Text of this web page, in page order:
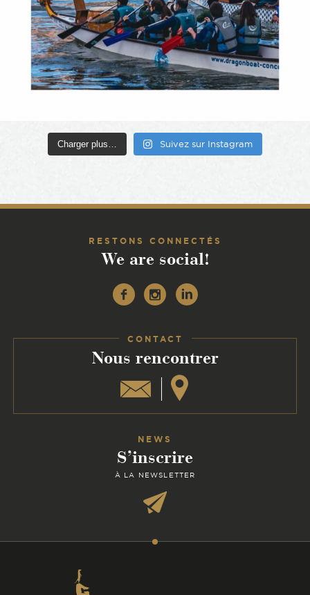
Charger plus… Suivez sur Instagram
RESTONS CONNECTÉS
We are social!
CONTACT
Nous rencontrer
NEWS
S’inscrire
À LA NEWSLETTER
Coordonnées